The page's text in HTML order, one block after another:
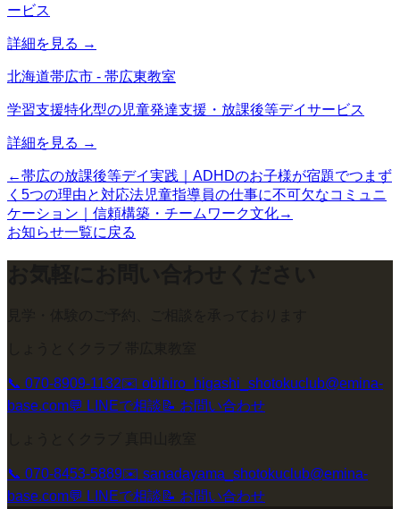
ービス
詳細を見る →
北海道帯広市 - 帯広東教室
学習支援特化型の児童発達支援・放課後等デイサービス
詳細を見る →
←帯広の放課後等デイ実践｜ADHDのお子様が宿題でつまず
く5つの理由と対応法児童指導員の仕事に不可欠なコミュニ
ケーション｜信頼構築・チームワーク文化→
お知らせ一覧に戻る
📞 070-8909-1132✉️ obihiro_higashi_shotokuclub@emina-
base.com💬 LINEで相談 📝 お問い合わせ
📞 070-8453-5889✉️ sanadayama_shotokuclub@emina-
base.com💬 LINEで相談 📝 お問い合わせ